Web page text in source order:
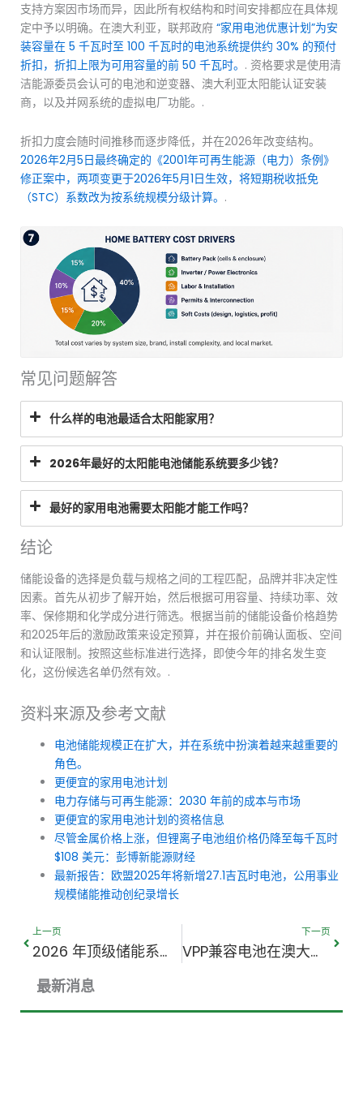
支持方案因市场而异，因此所有权结构和时间安排都应在具体规
定中予以明确。在澳大利亚，联邦政府 “家用电池优惠计划”为安
装容量在 5 千瓦时至 100 千瓦时的电池系统提供约 30% 的预付
折扣，折扣上限为可用容量的前 50 千瓦时。 . 资格要求是使用清
洁能源委员会认可的电池和逆变器、澳大利亚太阳能认证安装
商，以及并网系统的虚拟电厂功能。.
折扣力度会随时间推移而逐步降低，并在2026年改变结构。
2026年2月5日最终确定的《2001年可再生能源（电力）条例》
修正案中，两项变更于2026年5月1日生效，将短期税收抵免
（STC）系数改为按系统规模分级计算。 .
常见问题解答
什么样的电池最适合太阳能家用？
2026年最好的太阳能电池储能系统要多少钱？
最好的家用电池需要太阳能才能工作吗？
结论
储能设备的选择是负载与规格之间的工程匹配，品牌并非决定性
因素。首先从初步了解开始，然后根据可用容量、持续功率、效
率、保修期和化学成分进行筛选。根据当前的储能设备价格趋势
和2025年后的激励政策来设定预算，并在报价前确认面板、空间
和认证限制。按照这些标准进行选择，即使今年的排名发生变
化，这份候选名单仍然有效。.
资料来源及参考文献
电池储能规模正在扩大，并在系统中扮演着越来越重要的
角色。
更便宜的家用电池计划
电力存储与可再生能源：2030 年前的成本与市场
更便宜的家用电池计划的资格信息
尽管金属价格上涨，但锂离子电池组价格仍降至每千瓦时
$108 美元：彭博新能源财经
最新报告：欧盟2025年将新增27.1吉瓦时电池，公用事业
规模储能推动创纪录增长
上一页
上一页
2026 年顶级储能系统供应商：电池制造商 vs 系统集成商
下一页
VPP兼容电池在澳大利亚的工作原理
最新消息